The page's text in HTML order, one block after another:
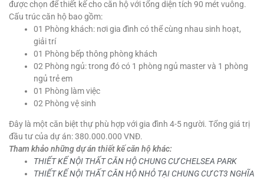
được chọn để thiết kế cho căn hộ với tổng diện tích 90 mét vuông.
Cấu trúc căn hộ bao gồm:
01 Phòng khách: nơi gia đình có thể cùng nhau sinh hoạt,
giải trí
01 Phòng bếp thông phòng khách
02 Phòng ngủ: trong đó có 1 phòng ngủ master và 1 phòng
ngủ trẻ em
01 Phòng làm việc
02 Phòng vệ sinh
Đây là một căn biệt thự phù hợp với gia đình 4-5 người. Tổng giá trị
đầu tư của dự án: 380.000.000 VNĐ.
Tham khảo những dự án thiết kế căn hộ khác:
THIẾT KẾ NỘI THẤT CĂN HỘ CHUNG CƯ CHELSEA PARK
THIẾT KẾ NỘI THẤT CĂN HỘ NHỎ TẠI CHUNG CƯ CT3 NGHĨA